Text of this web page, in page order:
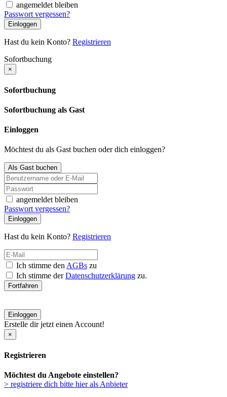
angemeldet bleiben
Passwort vergessen?
Einloggen
Hast du kein Konto? Registrieren
Sofortbuchung
×
Sofortbuchung
Sofortbuchung als Gast
Einloggen
Möchtest du als Gast buchen oder dich einloggen?
Als Gast buchen
angemeldet bleiben
Passwort vergessen?
Einloggen
Hast du kein Konto? Registrieren
Ich stimme denAGBs zu
Ich stimme derDatenschutzerklärung zu.
Fortfahren
Einloggen
Erstelle dir jetzt einen Account!
×
Registrieren
Möchtest du Angebote einstellen?
> registriere dich bitte hier als Anbieter